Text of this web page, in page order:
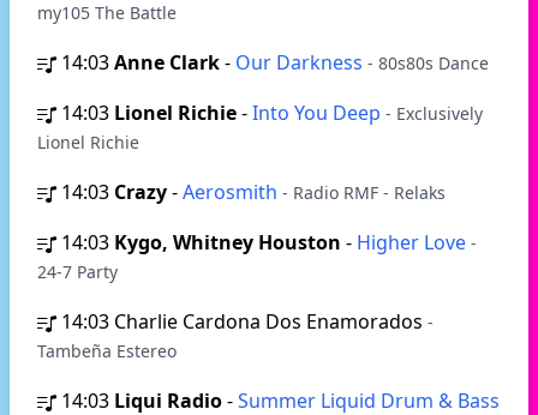
my105 The Battle
14:03Anne Clark- Our Darkness - 80s80s Dance
14:03 Lionel Richie-Into You Deep - Exclusively
Lionel Richie
14:03 Crazy-Aerosmith - Radio RMF - Relaks
14:03 Kygo, Whitney Houston - Higher Love -
24-7 Party
14:03 Charlie Cardona Dos Enamorados -
Tambeña Estereo
14:03 Liqui Radio-Summer Liquid Drum & Bass